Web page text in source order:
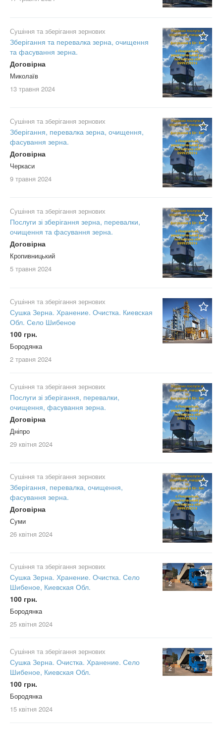
Сушіння та зберігання зернових
Зберігання та перевалка зерна, очищення
та фасування зерна.
Договірна
Миколаїв
13 травня 2024
Сушіння та зберігання зернових
Зберігання, перевалка зерна, очищення,
фасування зерна.
Договірна
Черкаси
9 травня 2024
Сушіння та зберігання зернових
Послуги зі зберігання зерна, перевалки,
очищення та фасування зерна.
Договірна
Кропивницький
5 травня 2024
2
Сушіння та зберігання зернових
Сушка Зерна. Хранение. Очистка. Киевская
Обл. Село Шибеное
100 грн.
Бородянка
2 травня 2024
Сушіння та зберігання зернових
Послуги зі зберігання, перевалки,
очищення, фасування зерна.
Договірна
Дніпро
29 квітня 2024
Сушіння та зберігання зернових
Зберігання, перевалка, очищення,
фасування зерна.
Договірна
Суми
26 квітня 2024
2
Сушіння та зберігання зернових
Сушка Зерна. Хранение. Очистка. Село
Шибеное, Киевская Обл.
100 грн.
Бородянка
25 квітня 2024
2
Сушіння та зберігання зернових
Сушка Зерна. Очистка. Хранение. Село
Шибеное, Киевская Обл.
100 грн.
Бородянка
15 квітня 2024